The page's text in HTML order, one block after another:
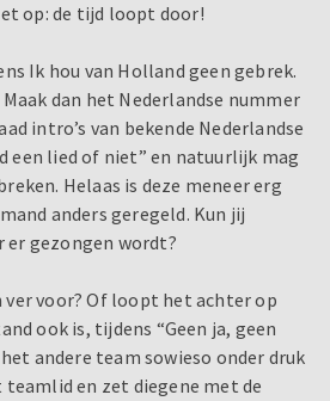
op: de tijd loopt door!
Ik hou van Holland geen gebrek.
dan het Nederlandse nummer
intro’s van bekende Nederlandse
een lied of niet” en natuurlijk mag
Helaas is deze meneer erg
anders geregeld. Kun jij
er gezongen wordt?
voor? Of loopt het achter op
ook is, tijdens “Geen ja, geen
andere team sowieso onder druk
en zet diegene met de